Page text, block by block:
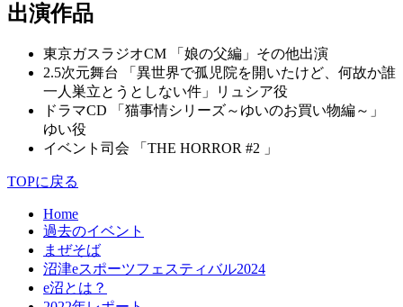
出演作品
東京ガスラジオCM 「娘の父編」その他出演
2.5次元舞台 「異世界で孤児院を開いたけど、何故か誰
一人巣立とうとしない件」リュシア役
ドラマCD 「猫事情シリーズ～ゆいのお買い物編～」
ゆい役
イベント司会 「THE HORROR #2 」
TOPに戻る
Home
過去のイベント
まぜそば
沼津eスポーツフェスティバル2024
e沼とは？